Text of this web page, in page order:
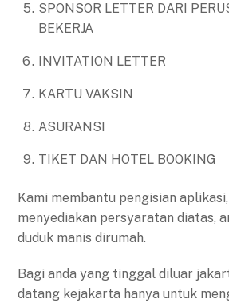
SPONSOR LETTER DARI
BEKERJA
INVITATION LETTER
KARTU VAKSIN
ASURANSI
TIKET DAN HOTEL BOOKING
Kami membantu pengisian
menyediakan persyaratan diatas,
duduk manis dirumah.
Bagi anda yang tinggal diluar
datang kejakarta hanya untuk